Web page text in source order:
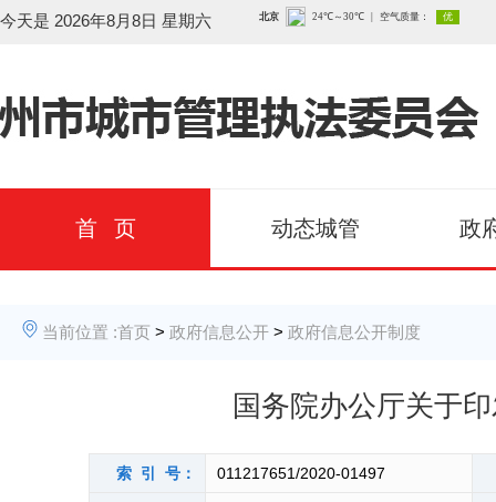
今天是 2026年8月8日 星期六
首 页 动态城管 政
当前位置 :首页 > 政府信息公开 > 政府信息公开制度
国务院办公厅关于
索 引 号： 011217651/2020-01497